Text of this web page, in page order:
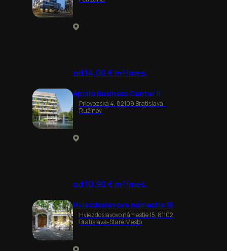
od 14,00 € m²/mes.
Apollo Business Center II
Prievozská 4, 82109 Bratislava-
Ružinov
od 10,90 € m²/mes.
Hviezdoslavovo námestie 15
Hviezdoslavovo námestie 15, 81102
Bratislava-Staré Mesto